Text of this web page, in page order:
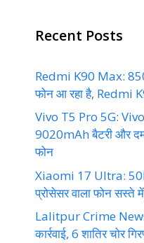
Recent Posts
Redmi K90 Max:
फोन आ रहा है, Redmi
Vivo T5 Pro 5G:
9020mAh बैटरी और
फोन
Xiaomi 17 Ultra:
प्रोसेसर वाला फोन सस्ते
Lalitpur Crime
कार्रवाई, 6 शातिर चोर